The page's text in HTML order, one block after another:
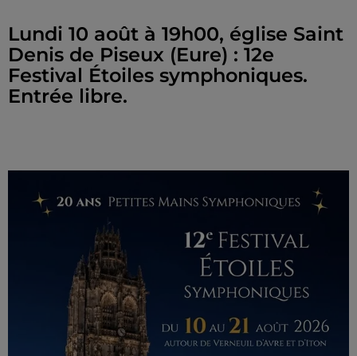
Lundi 10 août à 19h00, église Saint
Denis de Piseux (Eure) : 12e
Festival Étoiles symphoniques.
Entrée libre.